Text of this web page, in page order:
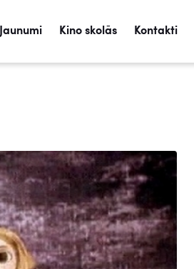
Jaunumi Kino skolās Kontakti